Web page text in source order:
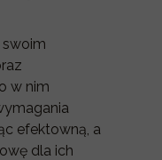
w nim
efektowną, a
dla ich